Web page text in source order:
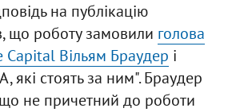
на публікацію
що роботу замовили голова
Вільям Браудер і
які стоять за ним". Браудер
не причетний до роботи